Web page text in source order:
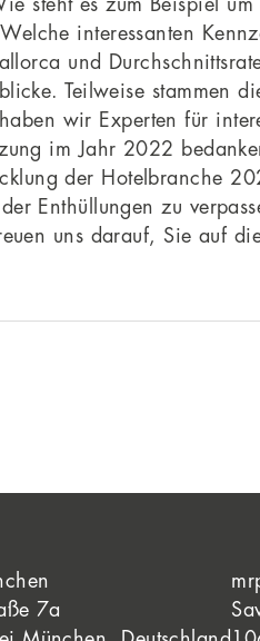
steht es zum Beispiel
interessanten
und
Teilweise stammen
wir Experten für
im Jahr 2022
der Hotelbranche
Enthüllungen zu
uns darauf, Sie auf
7a